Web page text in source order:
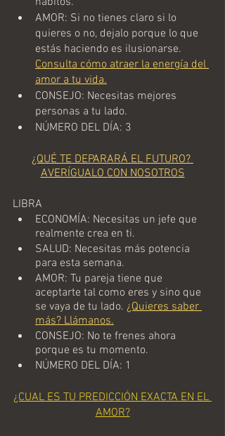
AMOR: Si no tienes claro si lo
quieres o no, dejalo porque lo que
estás haciendo es ilusionarse.
Consulta cómo atraer la energía del
amor a tu vida.
CONSEJO: Necesitas mejores
personas a tu lado.
NÚMERO DEL DÍA: 3
¿QUÉ TE DEPARARÁ EL FUTURO?
AVERÍGUALO CON NOSOTROS
LIBRA
ECONOMÍA: Necesitas un jefe que
realmente crea en ti.
SALUD: Necesitas más potencia
para esta semana.
AMOR: Tu pareja tiene que
aceptarte tal como eres y sino que
se vaya de tu lado. ¿Quieres saber
más? Llámanos.
CONSEJO: No te frenes ahora
porque es tu momento.
NÚMERO DEL DÍA: 1
¿CUAL ES TU PREDICCIÓN EXACTA EN EL
AMOR?